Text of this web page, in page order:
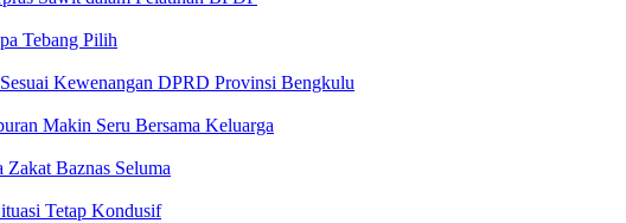
Tebang Pilih
Kewenangan DPRD Provinsi Bengkulu
Makin Seru Bersama Keluarga
Baznas Seluma
Tetap Kondusif